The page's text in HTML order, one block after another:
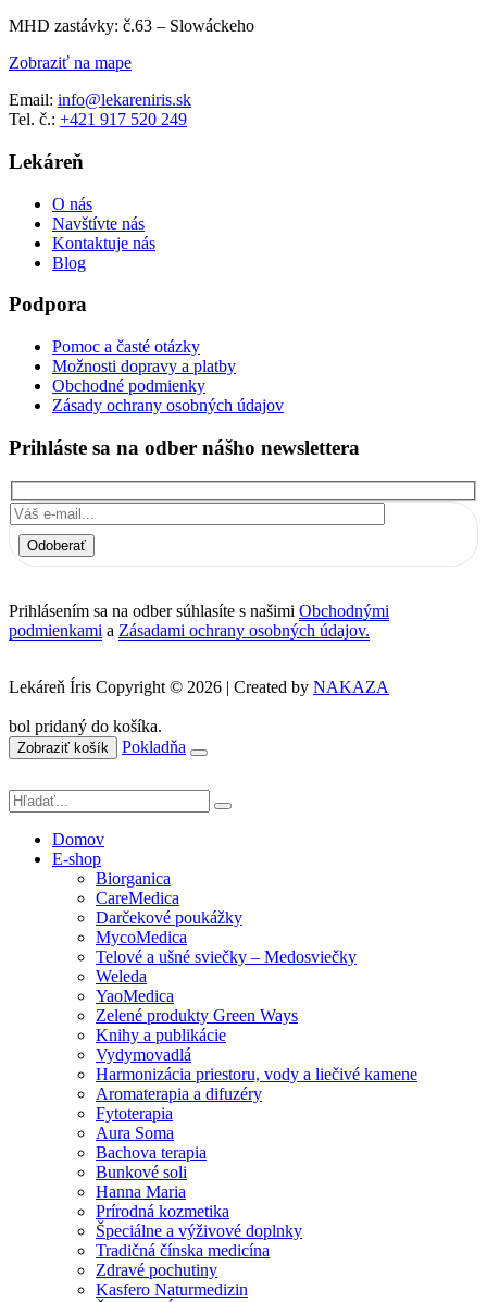
MHD zastávky: č.63 – Slowáckeho
Zobraziť na mape
Email: info@lekareniris.sk
Tel. č.: +421 917 520 249
Lekáreň
O nás
Navštívte nás
Kontaktuje nás
Blog
Podpora
Pomoc a časté otázky
Možnosti dopravy a platby
Obchodné podmienky
Zásady ochrany osobných údajov
Prihláste sa na odber nášho newslettera
Odoberať
Prihlásením sa na odber súhlasíte s našimi Obchodnými
podmienkami a Zásadami ochrany osobných údajov.
Lekáreň Íris Copyright © 2026 | Created by NAKAZA
bol pridaný do košíka.
Zobraziť košík Pokladňa
Domov
E-shop
Biorganica
CareMedica
Darčekové poukážky
MycoMedica
Telové a ušné sviečky – Medosviečky
Weleda
YaoMedica
Zelené produkty Green Ways
Knihy a publikácie
Vydymovadlá
Harmonizácia priestoru, vody a liečivé kamene
Aromaterapia a difuzéry
Fytoterapia
Aura Soma
Bachova terapia
Bunkové soli
Hanna Maria
Prírodná kozmetika
Špeciálne a výživové doplnky
Tradičná čínska medicína
Zdravé pochutiny
Kasfero Naturmedizin